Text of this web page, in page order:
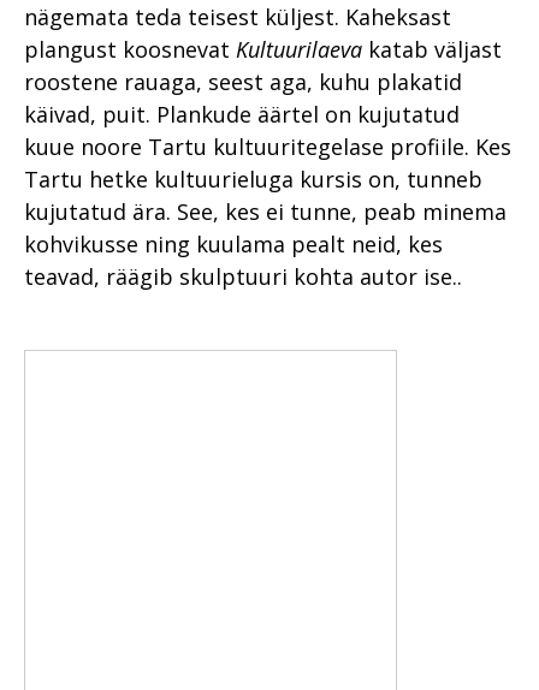
nägemata teda teisest küljest. Kaheksast
plangust koosnevat Kultuurilaeva katab väljast
roostene rauaga, seest aga, kuhu plakatid
käivad, puit. Plankude äärtel on kujutatud
kuue noore Tartu kultuuritegelase profiile. Kes
Tartu hetke kultuurieluga kursis on, tunneb
kujutatud ära. See, kes ei tunne, peab minema
kohvikusse ning kuulama pealt neid, kes
teavad, räägib skulptuuri kohta autor ise..